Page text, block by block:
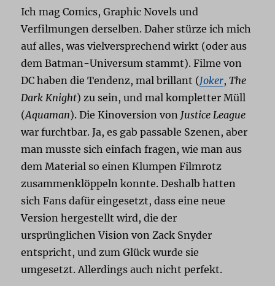
Ich mag Comics, Graphic Novels und
Verfilmungen derselben. Daher stürze ich mich
auf alles, was vielversprechend wirkt (oder aus
dem Batman-Universum stammt). Filme von
DC haben die Tendenz, mal brillant (Joker,The
Dark Knight) zu sein, und mal kompletter Müll
(Aquaman). Die Kinoversion von Justice League
war furchtbar. Ja, es gab passable Szenen, aber
man musste sich einfach fragen, wie man aus
dem Material so einen Klumpen Filmrotz
zusammenklöppeln konnte. Deshalb hatten
sich Fans dafür eingesetzt, dass eine neue
Version hergestellt wird, die der
ursprünglichen Vision von Zack Snyder
entspricht, und zum Glück wurde sie
umgesetzt. Allerdings auch nicht perfekt.